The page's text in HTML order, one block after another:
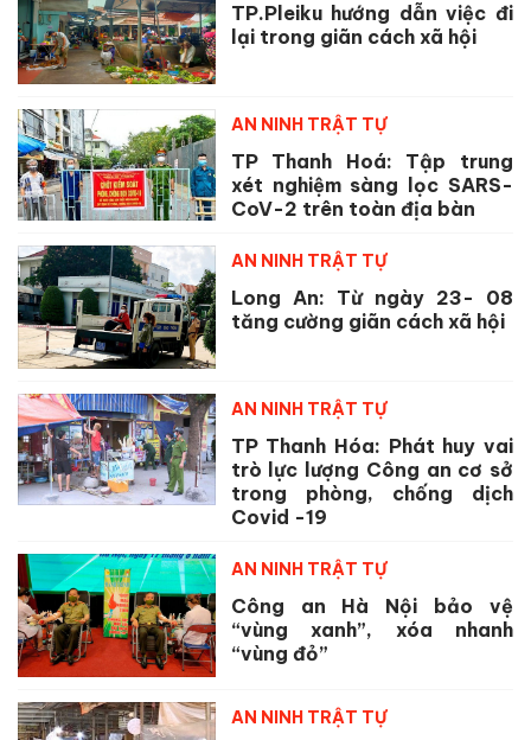
TP.Pleiku hướng dẫn việc đi
lại trong giãn cách xã hội
AN NINH TRẬT TỰ
TP Thanh Hoá: Tập trung
xét nghiệm sàng lọc SARS-
CoV-2 trên toàn địa bàn
AN NINH TRẬT TỰ
Long An: Từ ngày 23- 08
tăng cường giãn cách xã hội
AN NINH TRẬT TỰ
TP Thanh Hóa: Phát huy vai
trò lực lượng Công an cơ sở
trong phòng, chống dịch
Covid -19
AN NINH TRẬT TỰ
Công an Hà Nội bảo vệ
“vùng xanh”, xóa nhanh
“vùng đỏ”
AN NINH TRẬT TỰ